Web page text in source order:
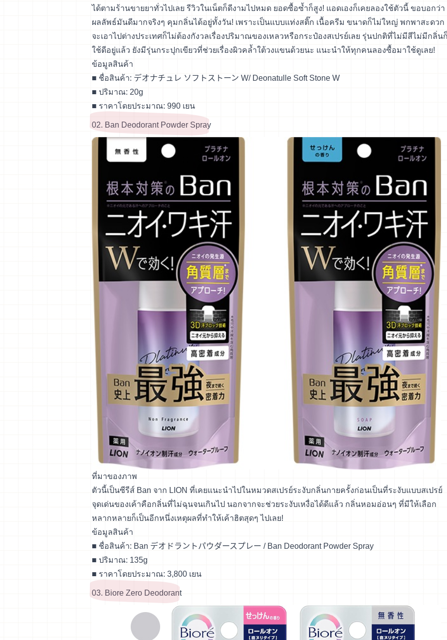
ได้ตามร้านขายยาทั่วไปเลย รีวิวในเน็ตก็ดีงามไปหมด ยอดซื้อซ้ำก็สูง! แอดเองก็เคยลองใช้ตัวนี้ ขอบอกว่า
ผลลัพธ์มันดีมากจริงๆ คุมกลิ่นได้อยู่ทั้งวัน! เพราะเป็นแบบแท่งสติ๊ก เนื้อครีม ขนาดก็ไม่ใหญ่ พกพาสะดวก
จะเอาไปต่างประเทศก็ไม่ต้องกังวลเรื่องปริมาณของเหลวหรือกระป๋องสเปรย์เลย รุ่นปกติที่ไม่มีสีไม่มีกลิ่น
ใช้ดีอยู่แล้ว ยังมีรุ่นกระปุกเขียวที่ช่วยเรื่องผิวคล้ำใต้วงแขนด้วยนะ แนะนำให้ทุกคนลองซื้อมาใช้ดูเลย!
ข้อมูลสินค้า
■ ชื่อสินค้า: デオナチュレ ソフトストーン W/ Deonatulle Soft Stone W
■ ปริมาณ: 20g
■ ราคาโดยประมาณ: 990 เยน
02. Ban Deodorant Powder Spray
ที่มาของภาพ
ตัวนี้เป็นซีรีส์ Ban จาก LION ที่เคยแนะนำไปในหมวดสเปรย์ระงับกลิ่นกายครั้งก่อนเป็นที่ระงับแบบสเปรย์
จุดเด่นของเค้าคือกลิ่นที่ไม่ฉุนจนเกินไป นอกจากจะช่วยระงับเหงื่อได้ดีแล้ว กลิ่นหอมอ่อนๆ ที่มีให้เลือก
หลากหลายก็เป็นอีกหนึ่งเหตุผลที่ทำให้เค้าฮิตสุดๆ ไปเลย!
ข้อมูลสินค้า
■ ชื่อสินค้า: Ban デオドラントパウダースプレー / Ban Deodorant Powder Spray
■ ปริมาณ: 135g
■ ราคาโดยประมาณ: 3,800 เยน
03. Biore Zero Deodorant